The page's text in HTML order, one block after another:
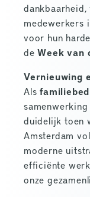
medewerkers
voor hun
deWeek van
Vernieuwing
Als
duidelijk toen
Amsterdam
moderne
efficiënte
onze